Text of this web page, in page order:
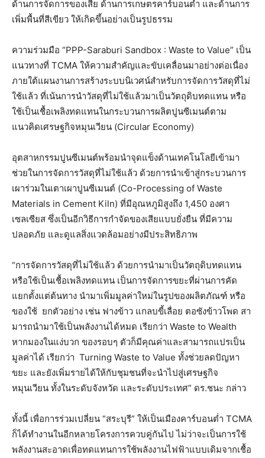
ด้านการจัดการของเสีย ด้านการเกษตรคาร์บอนต่ำ และด้านการ
เพิ่มพื้นที่สีเขียว ให้เกิดขึ้นอย่างเป็นรูปธรรม
ความร่วมมือ “PPP-Saraburi Sandbox : Waste to Value” เป็น
แนวทางที่ TCMA ให้ความสำคัญและขับเคลื่อนมาอย่างต่อเนื่อง
ภายใต้แผนงานการสร้างระบบนิเวศน์สำหรับการจัดการวัสดุที่ไม่
ใช้แล้ว ที่เน้นการนำวัสดุที่ไม่ใช้แล้วมาเป็นวัตถุดิบทดแทน หรือ
ใช้เป็นเชื้อเพลิงทดแทนในกระบวนการผลิตปูนซีเมนต์ตาม
แนวคิดเศรษฐกิจหมุนเวียน (Circular Economy)
อุตสาหกรรมปูนซีเมนต์พร้อมนำจุดแข็งด้านเทคโนโลยีเข้ามา
ช่วยในการจัดการวัสดุที่ไม่ใช้แล้ว ด้วยการนำเข้าสู่กระบวนการ
เผาร่วมในเตาเผาปูนซีเมนต์ (Co-Processing of Waste
Materials in Cement Kiln) ที่มีอุณหภูมิสูงถึง 1,450 องศา
เซลเซียส ซึ่งเป็นอีกวิธีการกำจัดของเสียแบบยั่งยืน ที่มีความ
ปลอดภัย และดูแลสิ่งแวดล้อมอย่างมีประสิทธิภาพ
“การจัดการวัสดุที่ไม่ใช้แล้ว ด้วยการนำมาเป็นวัตถุดิบทดแทน
หรือใช้เป็นเชื้อเพลิงทดแทน เป็นการจัดการขยะที่ผ่านการคัด
แยกตั้งแต่ต้นทาง นำมาเพิ่มมูลค่าใหม่ในรูปของผลิตภัณฑ์ หรือ
ของใช้ ยกตัวอย่าง เช่น ฟางข้าว แกลบขี้เลื่อย ตอซังข้าวโพด สา
มารถนํามาใช้เป็นพลังงานได้หมด เรียกว่า Waste to Wealth
หากมองในแง่บวก ของรอบๆ ตัวก็มีคุณค่าและสามารถแปรเป็น
มูลค่าได้ เรียกว่า Turning Waste to Value ทั้งช่วยลดปัญหา
ขยะ และยังเพิ่มรายได้ให้กับชุมชนที่จะนำไปสู่เศรษฐกิจ
หมุนเวียน ทั้งในระดับจังหวัด และระดับประเทศ” ดร.ชนะ กล่าว
ทั้งนี้ เพื่อการร่วมเปลี่ยน “สระบุรี” ให้เป็นเมืองคาร์บอนต่ำ TCMA
ก็ได้ทำงานในอีกหลายโครงการควบคู่กันไป ไม่ว่าจะเป็นการใช้
พลังงานสะอาดเพื่อทดแทนการใช้พลังงานไฟฟ้าแบบเดิมจากเชื้อ